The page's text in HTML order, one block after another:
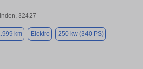
32427
km Elektro 250 kw (340 PS)